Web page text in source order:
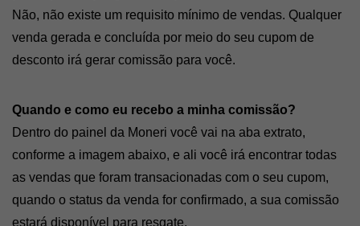
Não, não existe um requisito mínimo de vendas. Qualquer
venda gerada e concluída por meio do seu cupom de
desconto irá gerar comissão para você.
Quando e como eu recebo a minha comissão?
Dentro do painel da Moneri você vai na aba extrato,
conforme a imagem abaixo, e ali você irá encontrar todas
as vendas que foram transacionadas com o seu cupom,
quando o status da venda for confirmado, a sua comissão
estará disponível para resgate.